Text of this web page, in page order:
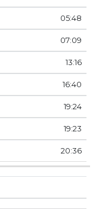
05:48
07:09
13:16
16:40
19:24
19:23
20:36